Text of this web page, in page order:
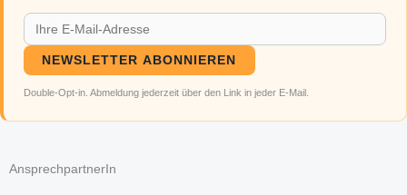
NEWSLETTER ABONNIEREN
Double-Opt-in. Abmeldung jederzeit über den Link in jeder E-Mail.
AnsprechpartnerIn